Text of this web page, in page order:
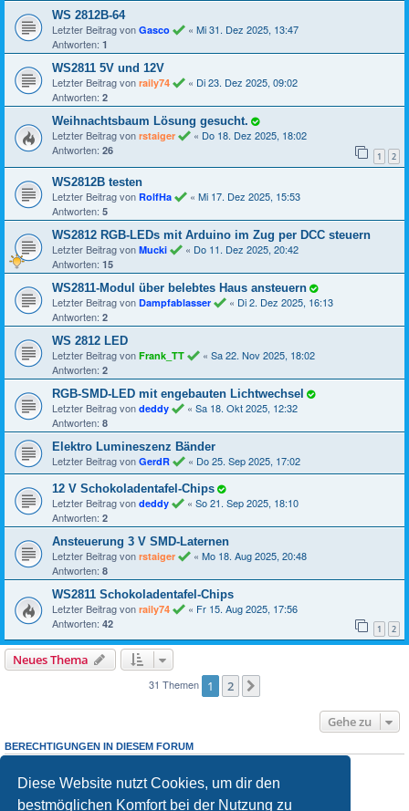
Diese Website nutzt Cookies, um dir den
bestmöglichen Komfort bei der Nutzung zu
WS 2812B-64
Letzter Beitrag von Gasco « Mi 31. Dez 2025, 13:47
Antworten: 1
WS2811 5V und 12V
Letzter Beitrag von raily74 « Di 23. Dez 2025, 09:02
Antworten: 2
Weihnachtsbaum Lösung gesucht.
Letzter Beitrag von rstaiger « Do 18. Dez 2025, 18:02
Antworten: 26 1 2
WS2812B testen
Letzter Beitrag von RolfHa « Mi 17. Dez 2025, 15:53
Antworten: 5
WS2812 RGB-LEDs mit Arduino im Zug per DCC steuern
Letzter Beitrag von Mucki « Do 11. Dez 2025, 20:42
Antworten: 15
WS2811-Modul über belebtes Haus ansteuern
Letzter Beitrag von Dampfablasser « Di 2. Dez 2025, 16:13
Antworten: 2
WS 2812 LED
Letzter Beitrag von Frank_TT « Sa 22. Nov 2025, 18:02
Antworten: 2
RGB-SMD-LED mit engebauten Lichtwechsel
Letzter Beitrag von deddy « Sa 18. Okt 2025, 12:32
Antworten: 8
Elektro Lumineszenz Bänder
Letzter Beitrag von GerdR « Do 25. Sep 2025, 17:02
12 V Schokoladentafel-Chips
Letzter Beitrag von deddy « So 21. Sep 2025, 18:10
Antworten: 2
Ansteuerung 3 V SMD-Laternen
Letzter Beitrag von rstaiger « Mo 18. Aug 2025, 20:48
Antworten: 8
WS2811 Schokoladentafel-Chips
Letzter Beitrag von raily74 « Fr 15. Aug 2025, 17:56
Antworten: 42 1 2
Neues Thema
31 Themen 1 2
Gehe zu
BERECHTIGUNGEN IN DIESEM FORUM
Du darfst
keine Antworten zu Themen in diesem Forum erstellen.
Du darfst deine Beiträge in diesem Forumnichtändern.
Du darfst deine Beiträge in diesem Forum nicht löschen.